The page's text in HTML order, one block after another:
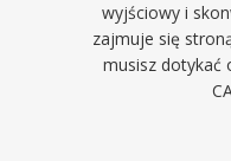
wyjściowy i
zajmuje się
musisz dotykać